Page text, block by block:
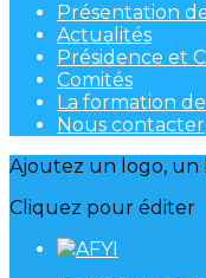
Présentation
Actualités
Présidence et
Comités
La formation
Nous contacter
Ajoutez un logo, un
Cliquez pour éditer